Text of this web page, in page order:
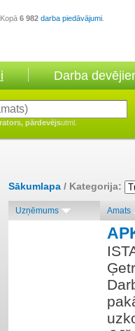
Kopā 6 982 darba piedāvājumi
Darba
pārdevējsutml.
Sākumlapa / Kategorija:
Uzņēmums Amats